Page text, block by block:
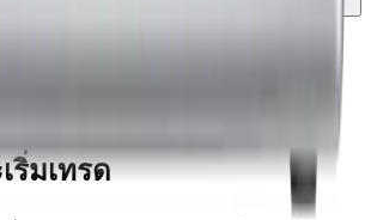
อขายได้บน MT5
ริ่มเทรด